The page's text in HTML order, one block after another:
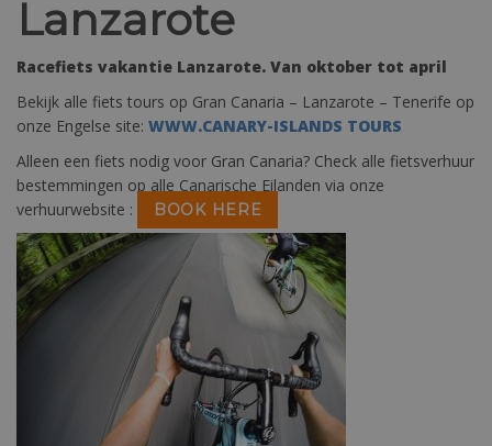
Lanzarote
Racefiets vakantie Lanzarote. Van oktober tot april
Bekijk alle fiets tours op Gran Canaria – Lanzarote – Tenerife op
onze Engelse site: WWW.CANARY-ISLANDS TOURS
Alleen een fiets nodig voor Gran Canaria? Check alle fietsverhuur
bestemmingen op alle Canarische Eilanden via onze
verhuurwebsite :
BOOK HERE